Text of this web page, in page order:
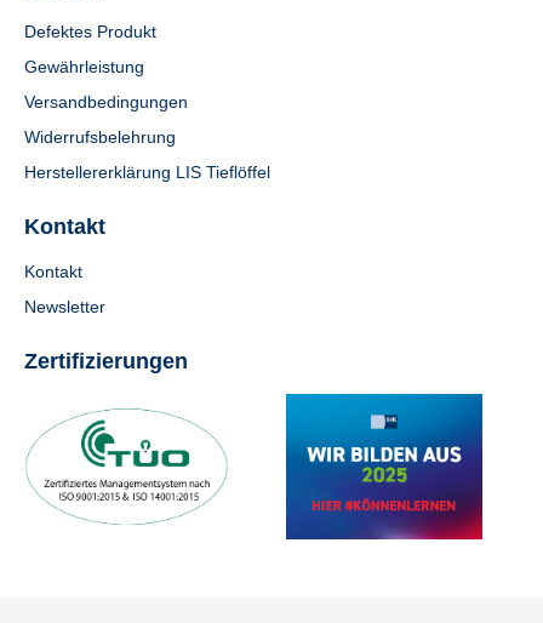
Defektes Produkt
Gewährleistung
Versandbedingungen
Widerrufsbelehrung
Herstellererklärung LIS Tieflöffel
Kontakt
Kontakt
Newsletter
Zertifizierungen